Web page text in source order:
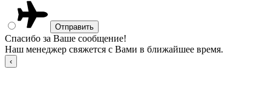
Спасибо за Ваше сообщение!
Наш менеджер свяжется с Вами в ближайшее время.